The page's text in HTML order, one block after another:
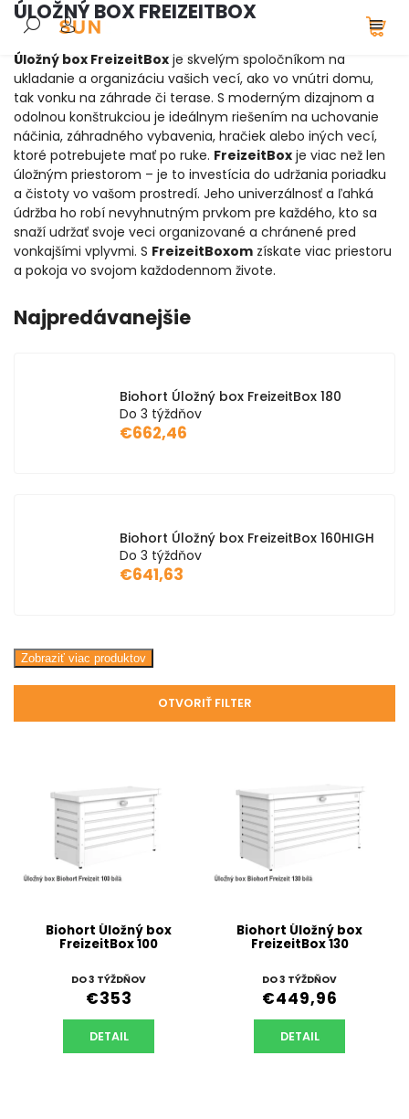
ÚLOŽNÝ BOX FREIZEITBOX
Úložný box FreizeitBox je skvelým spoločníkom na
ukladanie a organizáciu vašich vecí, ako vo vnútri domu,
tak vonku na záhrade či terase. S moderným dizajnom a
odolnou konštrukciou je ideálnym riešením na uchovanie
náčinia, záhradného vybavenia, hračiek alebo iných vecí,
ktoré potrebujete mať po ruke. FreizeitBox je viac než len
úložným priestorom – je to investícia do udržania poriadku
a čistoty vo vašom prostredí. Jeho univerzálnosť a ľahká
údržba ho robí nevyhnutným prvkom pre každého, kto sa
snaží udržať svoje veci organizované a chránené pred
vonkajšími vplyvmi. S FreizeitBoxom získate viac priestoru
a pokoja vo svojom každodennom živote.
Najpredávanejšie
Biohort Úložný box FreizeitBox 180
Do 3 týždňov
€662,46
Biohort Úložný box FreizeitBox 160HIGH
Do 3 týždňov
€641,63
Zobraziť viac produktov
OTVORIŤ FILTER
Biohort Úložný box
FreizeitBox 100
DO 3 TÝŽDŇOV
€353
DETAIL
Biohort Úložný box
FreizeitBox 130
DO 3 TÝŽDŇOV
€449,96
DETAIL